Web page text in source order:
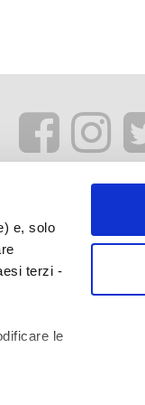
e, solo
terzi -
le